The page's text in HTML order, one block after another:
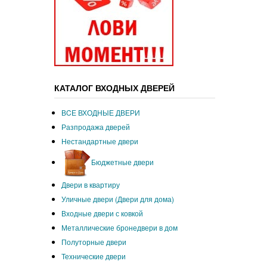
КАТАЛОГ ВХОДНЫХ ДВЕРЕЙ
ВCЕ ВХОДНЫЕ ДВЕРИ
Разпродажа дверей
Нестандартные двери
Бюджетные двери
Двери в квартиру
Уличные двери (Двери для дома)
Входные двери с ковкой
Металлические бронедвери в дом
Полуторные двери
Технические двери